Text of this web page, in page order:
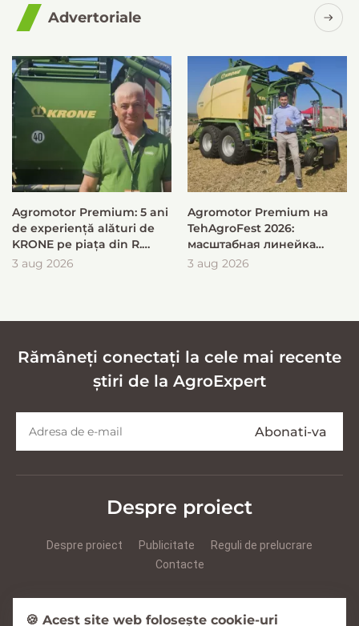
Advertoriale
Agromotor Premium: 5 ani
de experiență alături de
KRONE pe piața din R.
Moldova
3 aug 2026
Agromotor Premium на
TehAgroFest 2026:
масштабная линейка
KRONE для быстрой и
3 aug 2026
Rămâneți conectați la cele mai recente
știri de la AgroExpert
Despre proiect
Despre proiect Publicitate
Reguli de prelucrare
Contacte
🍪 Acest site web folosește cookie-uri